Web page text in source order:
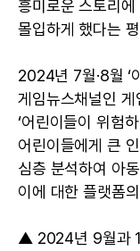
흥미로운 스토리
몰입하게 했다는
2024년 7월·8월 ‘
게임뉴스채널인
‘어린이들이 위험
어린이들에게 큰
심층 분석하여 아
이에 대한 플랫폼
▲ 2024년 9월과